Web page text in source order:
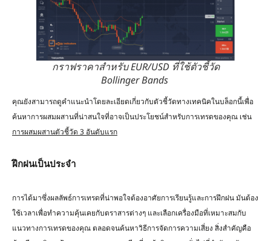
กราฟราคาสำหรับ EUR/USD ที่ใช้ตัวชี้วัด
Bollinger Bands
คุณยังสามารถดูคำแนะนำโดยละเอียดเกี่ยวกับตัวชี้วัดทางเทคนิคในบล็อกนี้เพื่อ
ค้นหาการผสมผสานที่น่าสนใจที่อาจเป็นประโยชน์สำหรับการเทรดของคุณ เช่น
การผสมผสานตัวชี้วัด 3 อันดับแรก
ฝึกฝนเป็นประจำ
การได้มาซึ่งผลลัพธ์การเทรดที่น่าพอใจต้องอาศัยการเรียนรู้และการฝึกฝน มันต้อง
ใช้เวลาเพื่อทำความคุ้นเคยกับตราสารต่างๆ และเลือกเครื่องมือที่เหมาะสมกับ
แนวทางการเทรดของคุณ ตลอดจนค้นหาวิธีการจัดการความเสี่ยง สิ่งสำคัญคือ